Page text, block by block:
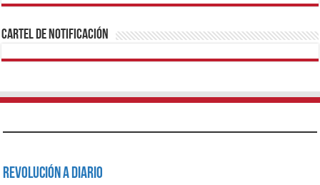
Cartel de Notificación
Revolución a Diario